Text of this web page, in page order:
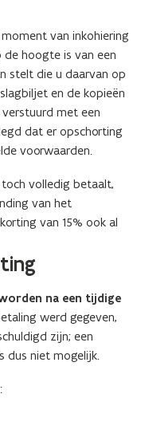
van inkohiering
hoogte is van een
stelt die u daarvan op
en de kopieën
met een
dat er opschorting
voorwaarden.
volledig betaalt,
van het
van 15% ook al
na een tijdige
werd gegeven,
zijn; een
dus niet mogelijk.